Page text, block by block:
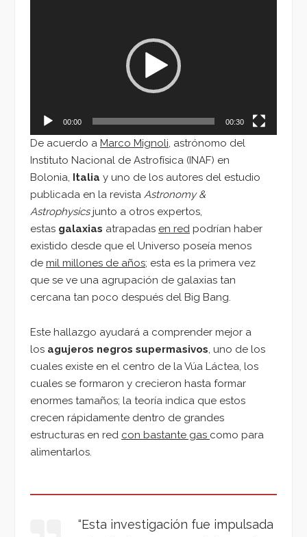
00:00 00:30
De acuerdo a Marco Mignoli, astrónomo del
Instituto Nacional de Astrofísica (INAF) en
Bolonia, Italia y uno de los autores del estudio
publicada en la revista Astronomy &
Astrophysicsjunto a otros expertos,
estas galaxias atrapadas en red podrían haber
existido desde que el Universo poseía menos
de mil millones de años; esta es la primera vez
que se ve una agrupación de galaxias tan
cercana tan poco después del Big Bang.
Este hallazgo ayudará a comprender mejor a
los agujeros negros supermasivos, uno de los
cuales existe en el centro de la Vúa Láctea, los
cuales se formaron y crecieron hasta formar
enormes tamaños; la teoría indica que estos
crecen rápidamente dentro de grandes
estructuras en red con bastante gas como para
alimentarlos.
“Esta investigación fue impulsada